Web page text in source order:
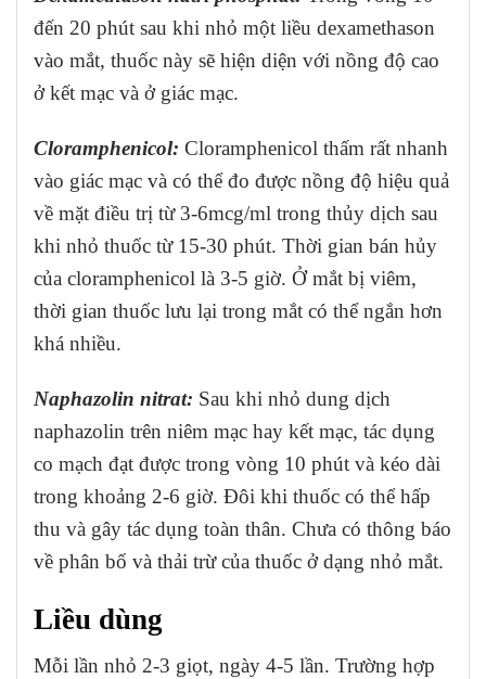
đến 20 phút sau khi nhỏ một liều dexamethason
vào mắt, thuốc này sẽ hiện diện với nồng độ cao
ở kết mạc và ở giác mạc.
Cloramphenicol: Cloramphenicol thấm rất nhanh
vào giác mạc và có thể đo được nồng độ hiệu quả
về mặt điều trị từ 3-6mcg/ml trong thủy dịch sau
khi nhỏ thuốc từ 15-30 phút. Thời gian bán hủy
của cloramphenicol là 3-5 giờ. Ở mắt bị viêm,
thời gian thuốc lưu lại trong mắt có thể ngắn hơn
khá nhiều.
Naphazolin nitrat: Sau khi nhỏ dung dịch
naphazolin trên niêm mạc hay kết mạc, tác dụng
co mạch đạt được trong vòng 10 phút và kéo dài
trong khoảng 2-6 giờ. Đôi khi thuốc có thể hấp
thu và gây tác dụng toàn thân. Chưa có thông báo
về phân bố và thải trừ của thuốc ở dạng nhỏ mắt.
Liều dùng
Mỗi lần nhỏ 2-3 giọt, ngày 4-5 lần. Trường hợp